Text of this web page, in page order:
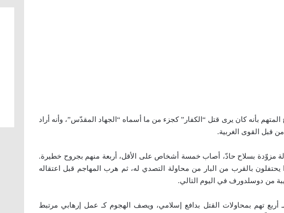
بأنه كان يرى قتل “الكفار” كجزء من ما أسماه “الجهاد المقدّس”، وأنه أراد
من قبل القوى الغربية.
مزوّدة بسلاح حادّ، أصاب خمسة أشخاص على الأقل، أربعة منهم بجروح خطيرة.
يحتفلون بالقرب من البار من محاولة التصدي له، ثم هرب المهاجم قبل اعتقاله
من دوسلدورف في اليوم التالي.
بـ أربع تهم بمحاولات القتل بدافع إسلامي، ويصف الهجوم كـ عمل إرهابي مرتبط